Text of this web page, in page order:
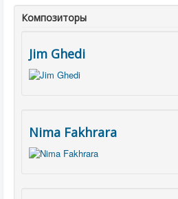
Композиторы
Jim Ghedi
Nima Fakhrara